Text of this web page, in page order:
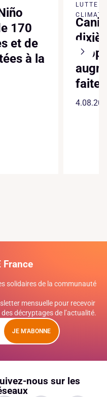
170
et de
à la
LUTTE
France
solidaires de la communauté
mensuelle pour recevoir
décryptages de l’actualité.
JE M'ABONNE
nous sur les